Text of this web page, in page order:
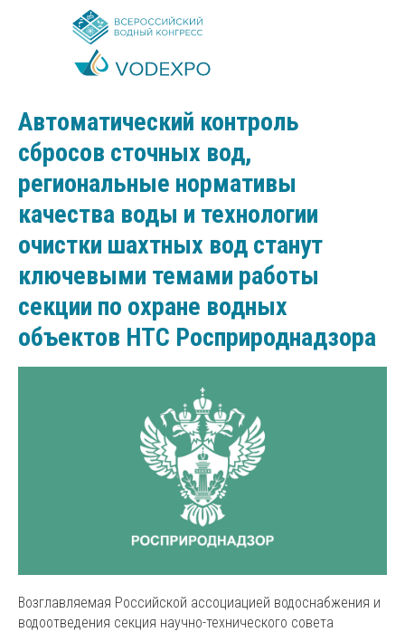
Автоматический контроль
сбросов сточных вод,
региональные нормативы
качества воды и технологии
очистки шахтных вод станут
ключевыми темами работы
секции по охране водных
объектов НТС Росприроднадзора
Возглавляемая Российской ассоциацией водоснабжения и
водоотведения секция научно-технического совета